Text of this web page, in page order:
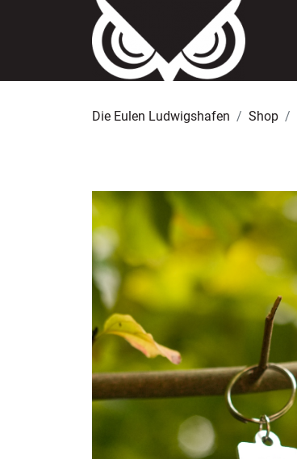
Die Eulen Ludwigshafen Shop